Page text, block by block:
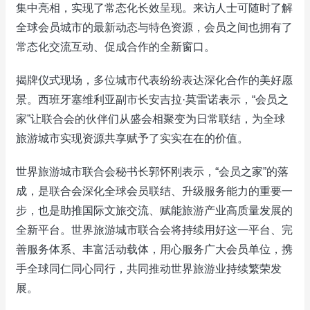
集中亮相，实现了常态化长效呈现。来访人士可随时了解
全球会员城市的最新动态与特色资源，会员之间也拥有了
常态化交流互动、促成合作的全新窗口。
揭牌仪式现场，多位城市代表纷纷表达深化合作的美好愿
景。西班牙塞维利亚副市长安吉拉·莫雷诺表示，“会员之
家”让联合会的伙伴们从盛会相聚变为日常联结，为全球
旅游城市实现资源共享赋予了实实在在的价值。
世界旅游城市联合会秘书长郭怀刚表示，“会员之家”的落
成，是联合会深化全球会员联结、升级服务能力的重要一
步，也是助推国际文旅交流、赋能旅游产业高质量发展的
全新平台。世界旅游城市联合会将持续用好这一平台、完
善服务体系、丰富活动载体，用心服务广大会员单位，携
手全球同仁同心同行，共同推动世界旅游业持续繁荣发
展。